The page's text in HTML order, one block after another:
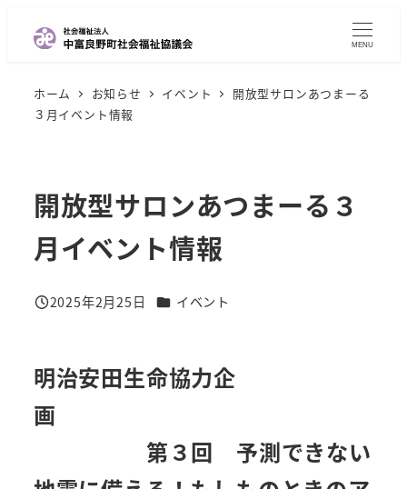
MENU
ホーム お知らせ イベント
開放型サロンあつまーる
３月イベント情報
開放型サロンあつまーる３
月イベント情報
投稿日
2025年2月25日 カテゴリー
イベント
明治安田生命協力企
画
第３回 予測できない